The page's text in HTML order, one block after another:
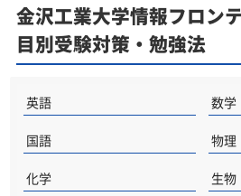
金沢工業大学情報フロン
目別受験対策・勉強法
英語 数学
国語 物理
化学 生物